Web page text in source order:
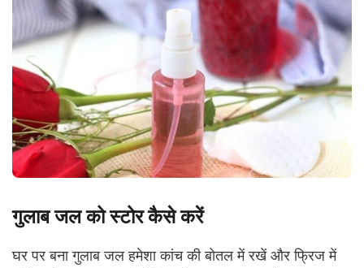
गुलाब जल को स्टोर कैसे करें
घर पर बना गुलाब जल हमेशा कांच की बोतल में रखें और फ्रिज में